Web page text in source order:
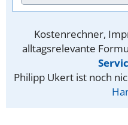
Kostenrechner,
alltagsrelevante
Philipp Ukert ist noch